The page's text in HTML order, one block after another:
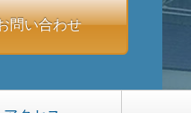
問い合わせ